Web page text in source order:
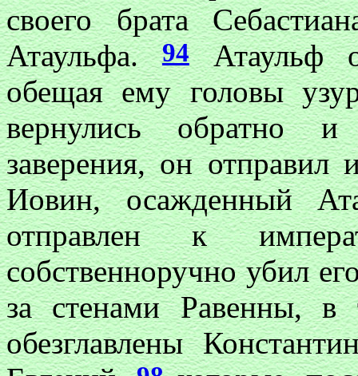
своего брата
Атаульфа.94Атаульф
обещая ему головы
вернулись обратно
заверения, он отправил
Иовин, осажденный
отправлен к
собственноручно убил
за стенами Равенны,
обезглавлены